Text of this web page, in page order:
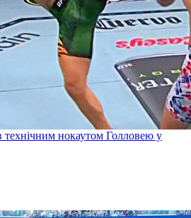
технічним нокаутом Голловею у